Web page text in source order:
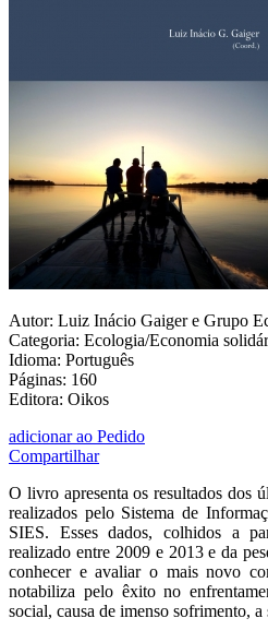
Autor: Luiz Inácio Gaiger e Grupo
Categoria: Ecologia/Economia
Idioma: Português
Páginas: 160
Editora: Oikos
adicionar ao Pedido
Compartilhar
O livro apresenta os resultados dos
realizados pelo Sistema de
SIES. Esses dados, colhidos a
realizado entre 2009 e 2013 e da
conhecer e avaliar o mais novo
notabiliza pelo êxito no
social, causa de imenso sofrimento, a